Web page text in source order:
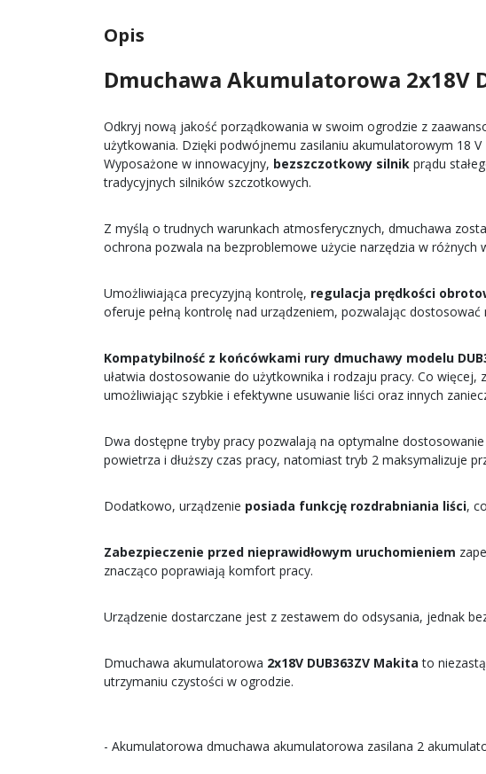
Opis
Dmuchawa Akumulatorowa 2x18V
Odkryj nową jakość porządkowania w swoim ogrodzie z
użytkowania. Dzięki podwójnemu zasilaniu akumulatorowym 18
Wyposażone w innowacyjny, bezszczotkowy silnik prądu
tradycyjnych silników szczotkowych.
Z myślą o trudnych warunkach atmosferycznych, dmuchawa
ochrona pozwala na bezproblemowe użycie narzędzia w różnych
Umożliwiająca precyzyjną kontrolę, regulacja prędkości
oferuje pełną kontrolę nad urządzeniem, pozwalając
Kompatybilność z końcówkami rury dmuchawy modelu
ułatwia dostosowanie do użytkownika i rodzaju pracy. Co więcej,
umożliwiając szybkie i efektywne usuwanie liści oraz innych
Dwa dostępne tryby pracy pozwalają na optymalne
powietrza i dłuższy czas pracy, natomiast tryb 2 maksymalizuje
Dodatkowo, urządzenie posiada funkcję rozdrabniania liści,
Zabezpieczenie przed nieprawidłowym uruchomieniem
znacząco poprawiają komfort pracy.
Urządzenie dostarczane jest z zestawem do odsysania, jednak
Dmuchawa akumulatorowa 2x18V DUB363ZV Makita to
utrzymaniu czystości w ogrodzie.
- Akumulatorowa dmuchawa akumulatorowa zasilana 2